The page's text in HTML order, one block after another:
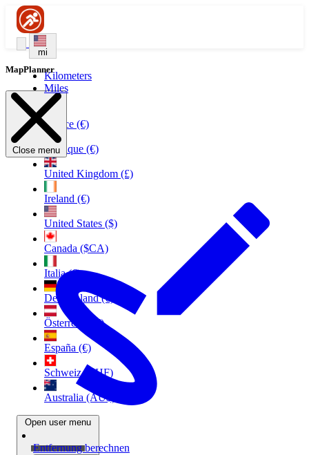
mi
Kilometers
Miles
France (€)
Belgique (€)
United Kingdom (£)
Ireland (€)
United States ($)
Canada ($CA)
Italia (€)
Deutschland (€)
Österreich (€)
España (€)
Schweiz (CHF)
Australia (AU$)
Open user menu
MapPlanner
Close menu
Entfernung berechnen